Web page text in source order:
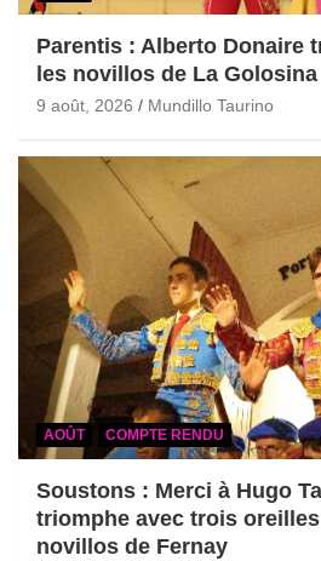
Parentis : Alberto Donaire
les novillos de La Golosina
9 août, 2026 Mundillo Taurino
AOÛT COMPTE RENDU
Soustons : Merci à Hugo
triomphe avec trois
novillos de Fernay